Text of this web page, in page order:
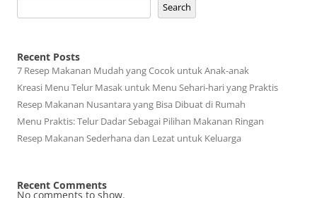
Search
Recent Posts
7 Resep Makanan Mudah yang Cocok untuk Anak-anak
Kreasi Menu Telur Masak untuk Menu Sehari-hari yang Praktis
Resep Makanan Nusantara yang Bisa Dibuat di Rumah
Menu Praktis: Telur Dadar Sebagai Pilihan Makanan Ringan
Resep Makanan Sederhana dan Lezat untuk Keluarga
Recent Comments
No comments to show.